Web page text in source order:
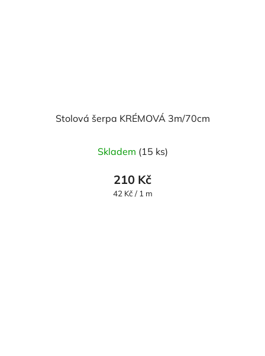
Stolová šerpa KRÉMOVÁ 3m/70cm
Skladem (15 ks)
210 Kč
Měrná
42 Kč / 1 m